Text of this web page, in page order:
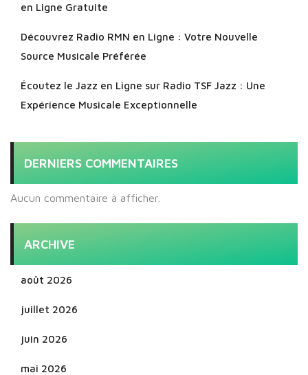
en Ligne Gratuite
Découvrez Radio RMN en Ligne : Votre Nouvelle
Source Musicale Préférée
Écoutez le Jazz en Ligne sur Radio TSF Jazz : Une
Expérience Musicale Exceptionnelle
DERNIERS COMMENTAIRES
Aucun commentaire à afficher.
ARCHIVE
août 2026
juillet 2026
juin 2026
mai 2026